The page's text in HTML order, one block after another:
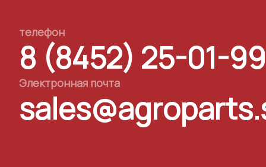
телефон
8 (8452) 25-01-99
Электронная почта